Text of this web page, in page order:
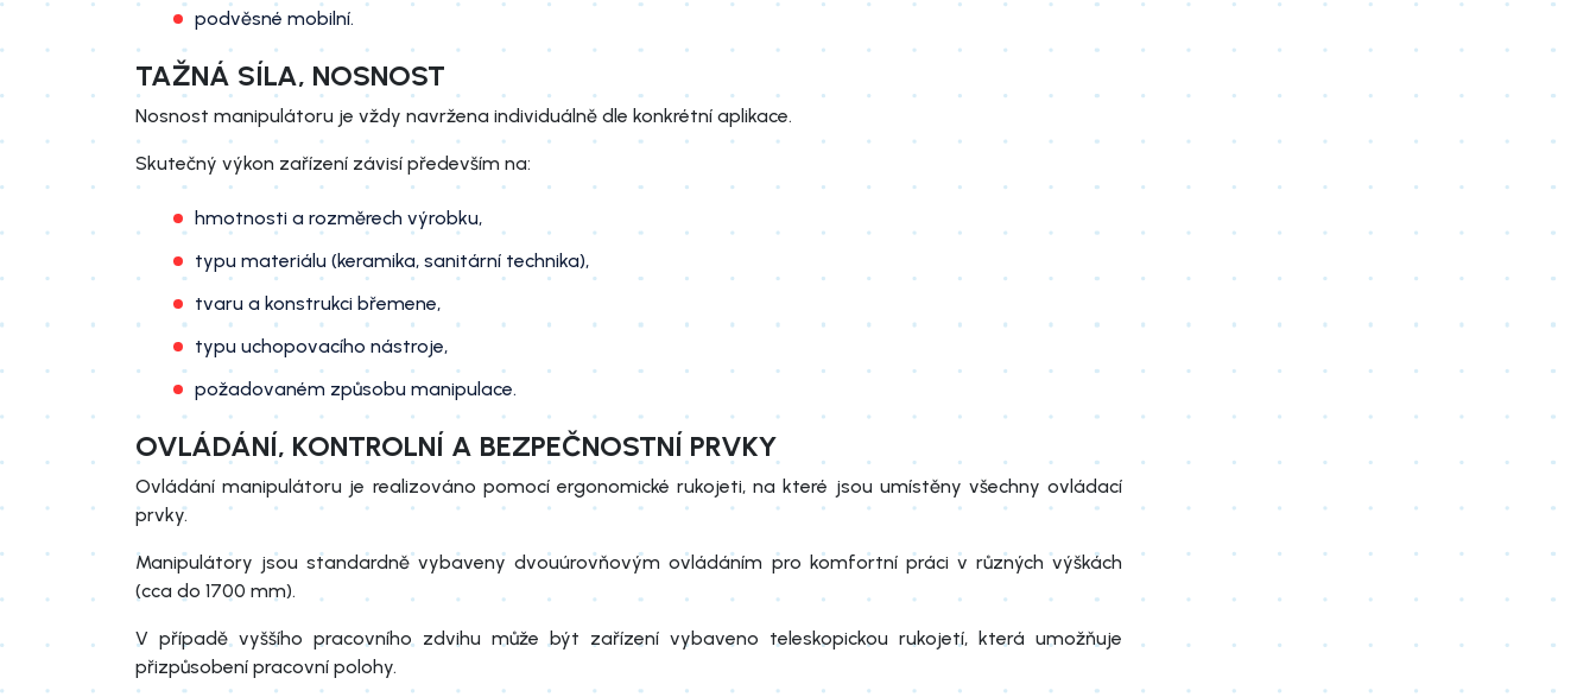
podvěsné mobilní.
TAŽNÁ SÍLA, NOSNOST
Nosnost manipulátoru je vždy navržena individuálně dle konkrétní aplikace.
Skutečný výkon zařízení závisí především na:
hmotnosti a rozměrech výrobku,
typu materiálu (keramika, sanitární technika),
tvaru a konstrukci břemene,
typu uchopovacího nástroje,
požadovaném způsobu manipulace.
OVLÁDÁNÍ, KONTROLNÍ A BEZPEČNOSTNÍ PRVKY
Ovládání manipulátoru je realizováno pomocí ergonomické rukojeti, na které jsou umístěny všechny ovládací
prvky.
Manipulátory jsou standardně vybaveny dvouúrovňovým ovládáním pro komfortní práci v různých výškách
(cca do 1700 mm).
V případě vyššího pracovního zdvihu může být zařízení vybaveno teleskopickou rukojetí, která umožňuje
přizpůsobení pracovní polohy.